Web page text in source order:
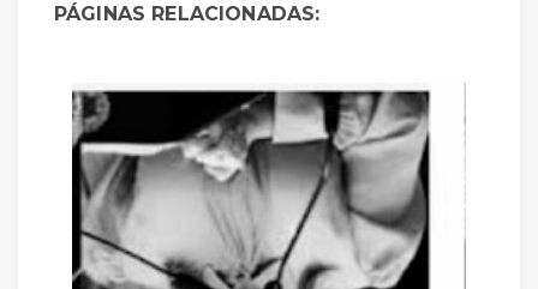
PÁGINAS RELACIONADAS: